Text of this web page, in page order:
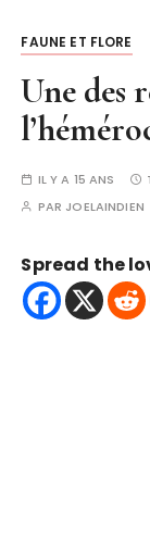
FAUNE ET FLORE
Une des
IL Y A 15 ANS
PAR JOELAINDIEN
Spread the